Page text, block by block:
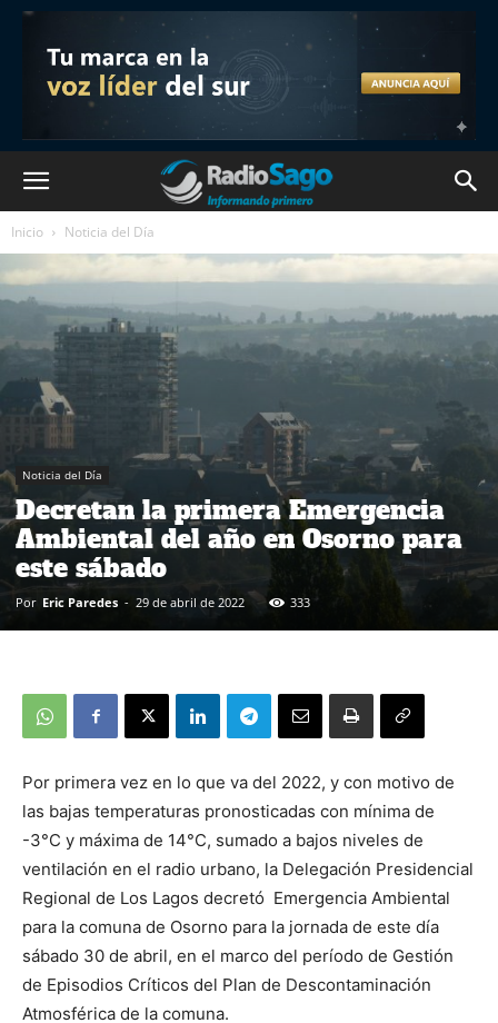
Inicio Noticia del Día
Noticia del Día
Decretan la primera Emergencia
Ambiental del año en Osorno para
este sábado
Por Eric Paredes - 29 de abril de 2022 333
Por primera vez en lo que va del 2022, y con motivo de
las bajas temperaturas pronosticadas con mínima de
-3°C y máxima de 14°C, sumado a bajos niveles de
ventilación en el radio urbano, la Delegación Presidencial
Regional de Los Lagos decretó Emergencia Ambiental
para la comuna de Osorno para la jornada de este día
sábado 30 de abril, en el marco del período de Gestión
de Episodios Críticos del Plan de Descontaminación
Atmosférica de la comuna.